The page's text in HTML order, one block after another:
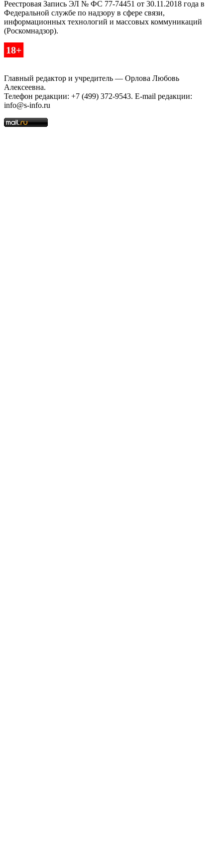
Реестровая Запись ЭЛ № ФС 77-74451 от 30.11.2018 года в
Федеральной службе по надзору в сфере связи,
информационных технологий и массовых коммуникаций
(Роскомнадзор).
18+
Главный редактор и учредитель — Орлова Любовь
Алексеевна.
Телефон редакции: +7 (499) 372-9543. E-mail редакции:
info@s-info.ru